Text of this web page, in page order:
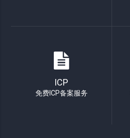
ICP
免费ICP备案服务